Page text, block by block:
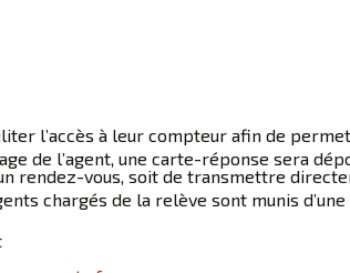
l’accès à leur compteur afin de
de l’agent, une carte-réponse sera
rendez-vous, soit de transmettre
chargés de la relève sont munis